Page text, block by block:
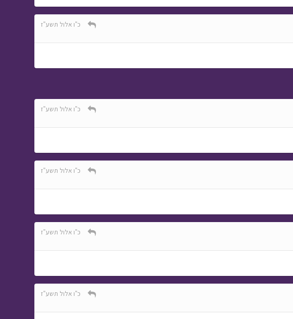
כ"ו אלול תשע"ז
כ"ו אלול תשע"ז
כ"ו אלול תשע"ז
כ"ו אלול תשע"ז
כ"ו אלול תשע"ז